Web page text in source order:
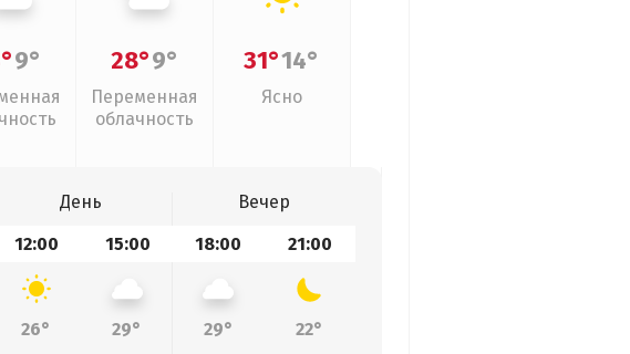
9° 28°9°
Переменная
облачность
31°14°
Ясно
День
Вечер
12:00 15:00 18:00 21:00
26° 29° 29°
22°